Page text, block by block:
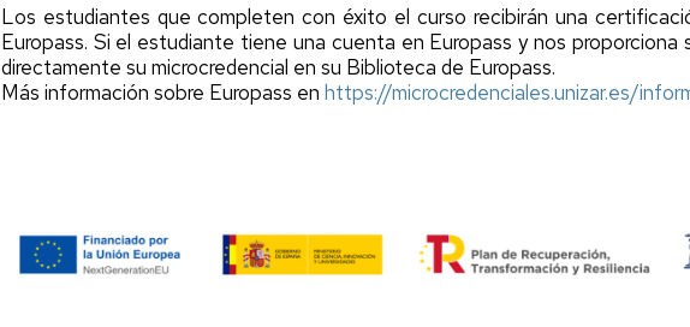
Los estudiantes que completen con éxito el curso recibirán una
Europass. Si el estudiante tiene una cuenta en Europass y nos
directamente su microcredencial en su Biblioteca de Europass.
Más información sobre Europass en https://microcredenciales.unizar.es/